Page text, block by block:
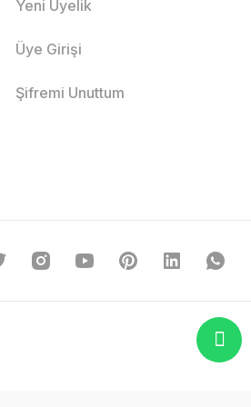
Yeni Üyelik
Üye Girişi
Şifremi Unuttum